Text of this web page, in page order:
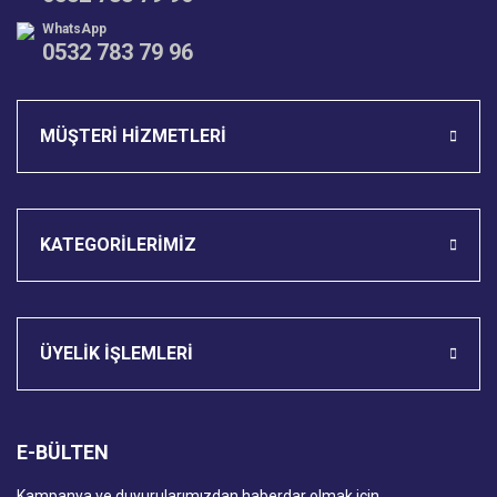
WhatsApp
0532 783 79 96
MÜŞTERİ HİZMETLERİ
KATEGORİLERİMİZ
ÜYELİK İŞLEMLERİ
E-BÜLTEN